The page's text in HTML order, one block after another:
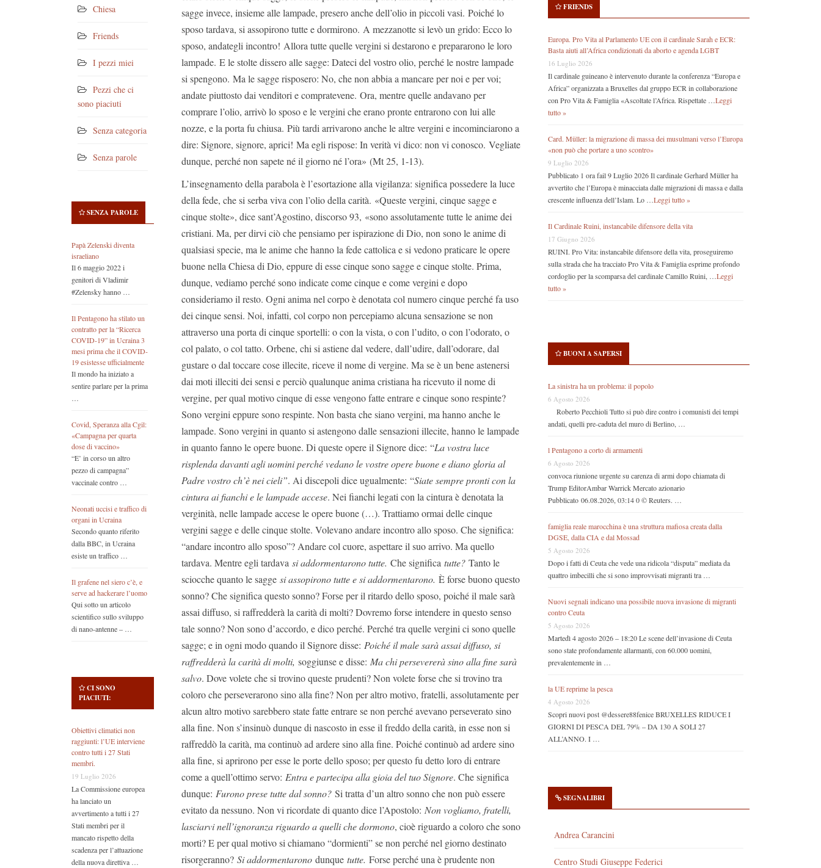
Chiesa
Friends
I pezzi miei
Pezzi che ci
sono piaciuti
Senza categoria
Senza parole
SENZA PAROLE
Papà Zelenski diventa
israeliano
Il 6 maggio 2022 i
genitori di Vladimir
#Zelensky hanno …
Il Pentagono ha stilato un
contratto per la “Ricerca
COVID-19” in Ucraina 3
mesi prima che il COVID-
19 esistesse ufficialmente
Il mondo ha iniziato a
sentire parlare per la prima
…
Covid, Speranza alla Cgil:
«Campagna per quarta
dose di vaccino»
“E’ in corso un altro
pezzo di campagna”
vaccinale contro …
Neonati uccisi e traffico di
organi in Ucraina
Secondo quanto riferito
dalla BBC, in Ucraina
esiste un traffico …
Il grafene nel siero c’è, e
serve ad hackerare l’uomo
Qui sotto un articolo
scientifico sullo sviluppo
di nano-antenne – …
CI SONO
PIACIUTI:
Obiettivi climatici non
raggiunti: l’UE interviene
contro tutti i 27 Stati
membri.
19 Luglio 2026
La Commissione europea
ha lanciato un
avvertimento a tutti i 27
Stati membri per il
mancato rispetto della
scadenza per l’attuazione
della nuova direttiva …
sagge invece, insieme alle lampade, presero anche dell’olio in piccoli vasi. Poiché lo
sposo tardava, si assopirono tutte e dormirono. A mezzanotte si levò un grido: Ecco lo
sposo, andategli incontro! Allora tutte quelle vergini si destarono e prepararono le loro
lampade. E le stolte dissero alle sagge: Dateci del vostro olio, perché le nostre lampade
si spengono. Ma le sagge risposero: No, che non abbia a mancare per noi e per voi;
andate piuttosto dai venditori e compratevene. Ora, mentre quelle andavano per
comprare l’olio, arrivò lo sposo e le vergini che erano pronte entrarono con lui alle
nozze, e la porta fu chiusa. Più tardi arrivarono anche le altre vergini e incominciarono a
dire: Signore, signore, aprici! Ma egli rispose: In verità vi dico: non vi conosco. Vegliate
dunque, perché non sapete né il giorno né l’ora» (Mt 25, 1-13).
L’insegnamento della parabola è l’esortazione alla vigilanza: significa possedere la luce
della fede, che si serba viva con l’olio della carità. «Queste vergini, cinque sagge e
cinque stolte», dice sant’Agostino, discorso 93, «sono assolutamente tutte le anime dei
cristiani. Ma, per dirvi ciò che pensiamo per ispirazione di Dio, non sono le anime di
qualsiasi specie, ma le anime che hanno la fede cattolica e si vedono praticare le opere
buone nella Chiesa di Dio, eppure di esse cinque sono sagge e cinque stolte. Prima,
dunque, vediamo perché sono indicate come cinque e come vergini e dopo
consideriamo il resto. Ogni anima nel corpo è denotata col numero cinque perché fa uso
dei cinque sensi. Noi, infatti, col corpo non percepiamo alcuna sensazione se non
attraverso una porta di cinque sportelli: o con la vista, o con l’udito, o con l’odorato, o
col palato, o col tatto. Orbene, chi si astiene dal vedere, dall’udire, dall’odorare, dal
gustare o dal toccare cose illecite, riceve il nome di vergine. Ma se è un bene astenersi
dai moti illeciti dei sensi e perciò qualunque anima cristiana ha ricevuto il nome di
vergine, per qual motivo cinque di esse vengono fatte entrare e cinque sono respinte?
Sono vergini eppure sono respinte. Non basta che siano vergini, ma hanno anche le
lampade. Sono vergini in quanto si astengono dalle sensazioni illecite, hanno le lampade
in quanto fanno le opere buone. Di queste opere il Signore dice: “La vostra luce
risplenda davanti agli uomini perché vedano le vostre opere buone e diano gloria al
Padre vostro ch’è nei cieli”. Ai discepoli dice ugualmente: “Siate sempre pronti con la
cintura ai fianchi e le lampade accese. Nei fianchi legati con la cintura è denotata la
verginità, nelle lampade accese le opere buone (…). Trattiamo ormai delle cinque
vergini sagge e delle cinque stolte. Volevano andare incontro allo sposo. Che significa:
“andare incontro allo sposo”? Andare col cuore, aspettare il suo arrivo. Ma quello
tardava. Mentre egli tardava si addormentarono tutte. Che significa tutte? Tanto le
sciocche quanto le sagge si assopirono tutte e si addormentarono. È forse buono questo
sonno? Che significa questo sonno? Forse per il ritardo dello sposo, poiché il male sarà
assai diffuso, si raffredderà la carità di molti? Dovremo forse intendere in questo senso
tale sonno? Non sono d’accordo, e dico perché. Perché tra quelle vergini ci sono quelle
sagge; e in ogni modo quando il Signore disse: Poiché il male sarà assai diffuso, si
raffredderà la carità di molti, soggiunse e disse: Ma chi persevererà sino alla fine sarà
salvo. Dove volete che si trovino queste prudenti? Non volete forse che si trovino tra
coloro che perseverarono sino alla fine? Non per altro motivo, fratelli, assolutamente per
alcun altro motivo sarebbero state fatte entrare se non perché avevano perseverato sino
alla fine. Non s’insinuò dunque di nascosto in esse il freddo della carità, in esse non si
raffreddò la carità, ma continuò ad ardere sino alla fine. Poiché continuò ad ardere sino
alla fine, si aprirono per esse le porte dello sposo; per questo fu detto loro di entrare
come a quell’ottimo servo: Entra e partecipa alla gioia del tuo Signore. Che significa
dunque: Furono prese tutte dal sonno? Si tratta d’un altro sonno che non può essere
evitato da nessuno. Non vi ricordate di quanto dice l’Apostolo: Non vogliamo, fratelli,
lasciarvi nell’ignoranza riguardo a quelli che dormono, cioè riguardo a coloro che sono
morti? E per qual motivo si chiamano “dormienti” se non perché nel giorno destinato
risorgeranno? Si addormentarono dunque tutte. Forse perché una è prudente non
FRIENDS
Europa. Pro Vita al Parlamento UE con il cardinale Sarah e ECR:
Basta aiuti all’Africa condizionati da aborto e agenda LGBT
16 Luglio 2026
Il cardinale guineano è intervenuto durante la conferenza “Europa e
Africa” organizzata a Bruxelles dal gruppo ECR in collaborazione
con Pro Vita & Famiglia «Ascoltate l’Africa. Rispettate … Leggi
tutto »
Card. Müller: la migrazione di massa dei musulmani verso l’Europa
«non può che portare a uno scontro»
9 Luglio 2026
Pubblicato 1 ora fail 9 Luglio 2026 Il cardinale Gerhard Müller ha
avvertito che l’Europa è minacciata dalle migrazioni di massa e dalla
crescente influenza dell’Islam. Lo … Leggi tutto »
Il Cardinale Ruini, instancabile difensore della vita
17 Giugno 2026
RUINI. Pro Vita: instancabile difensore della vita, proseguiremo
sulla strada che ha tracciato Pro Vita & Famiglia esprime profondo
cordoglio per la scomparsa del cardinale Camillo Ruini, … Leggi
tutto »
BUONI A SAPERSI
La sinistra ha un problema: il popolo
6 Agosto 2026
Roberto Pecchioli Tutto si può dire contro i comunisti dei tempi
andati, quelli pre-caduta del muro di Berlino, …
l Pentagono a corto di armamenti
6 Agosto 2026
convoca riunione urgente su carenza di armi dopo chiamata di
Trump EditorAmbar Warrick Mercato azionario
Pubblicato 06.08.2026, 03:14 0 © Reuters. …
famiglia reale marocchina è una struttura mafiosa creata dalla
DGSE, dalla CIA e dal Mossad
5 Agosto 2026
Dopo i fatti di Ceuta che vede una ridicola “disputa” mediata da
quattro imbecilli che si sono improvvisati migranti tra …
Nuovi segnali indicano una possibile nuova invasione di migranti
contro Ceuta
5 Agosto 2026
Martedì 4 agosto 2026 – 18:20 Le scene dell’invasione di Ceuta
sono state profondamente allarmanti, con 60.000 uomini,
prevalentemente in …
la UE reprime la pesca
4 Agosto 2026
Scopri nuovi post @dessere88fenice BRUXELLES RIDUCE I
GIORNI DI PESCA DEL 79% – DA 130 A SOLI 27
ALL’ANNO. I …
SEGNALIBRI
Andrea Carancini
Centro Studi Giuseppe Federici